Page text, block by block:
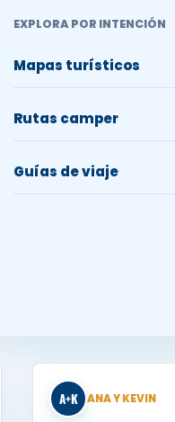
EXPLORA POR INTENCIÓN
Mapas turísticos
Rutas camper
Guías de viaje
A+K ANA Y KEVIN